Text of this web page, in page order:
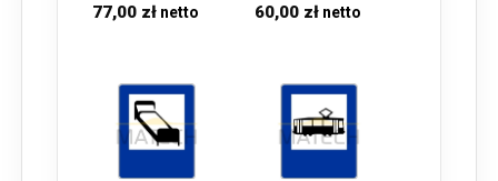
77,00 zł 60,00 zł